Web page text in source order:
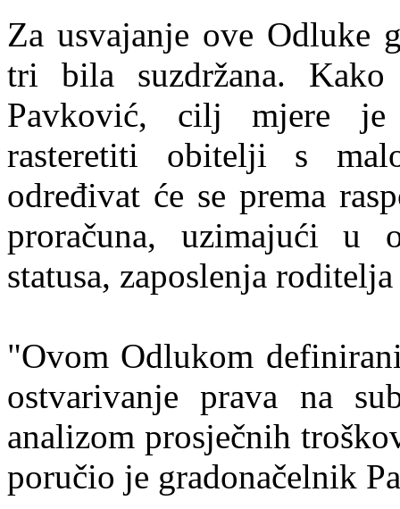
Za usvajanje ove Odluke
tri bila suzdržana.
Pavković, cilj mjere je
rasteretiti obitelji s
određivat će se prema
proračuna, uzimajući u
statusa, zaposlenja
"Ovom Odlukom
ostvarivanje prava na
analizom prosječnih
poručio je gradonačelnik